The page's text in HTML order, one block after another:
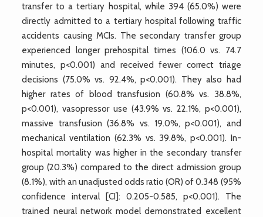
transfer to a tertiary hospital, while 394 (65.0%) were
directly admitted to a tertiary hospital following traffic
accidents causing MCIs. The secondary transfer group
experienced longer prehospital times (106.0 vs. 74.7
minutes, p<0.001) and received fewer correct triage
decisions (75.0% vs. 92.4%, p<0.001). They also had
higher rates of blood transfusion (60.8% vs. 38.8%,
p<0.001), vasopressor use (43.9% vs. 22.1%, p<0.001),
massive transfusion (36.8% vs. 19.0%, p<0.001), and
mechanical ventilation (62.3% vs. 39.8%, p<0.001). In-
hospital mortality was higher in the secondary transfer
group (20.3%) compared to the direct admission group
(8.1%), with an unadjusted odds ratio (OR) of 0.348 (95%
confidence interval [CI]: 0.205-0.585, p<0.001). The
trained neural network model demonstrated excellent